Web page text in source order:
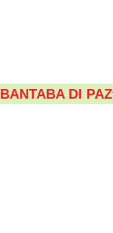
BANTABA DI PAZ